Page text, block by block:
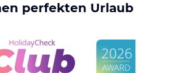
perfekten Urlaub